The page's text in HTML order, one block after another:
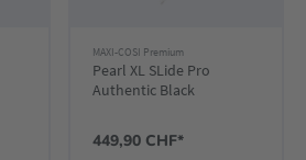
MAXI-COSI Premium
Pearl XL SLide Pro
Authentic Black
449,90 CHF*